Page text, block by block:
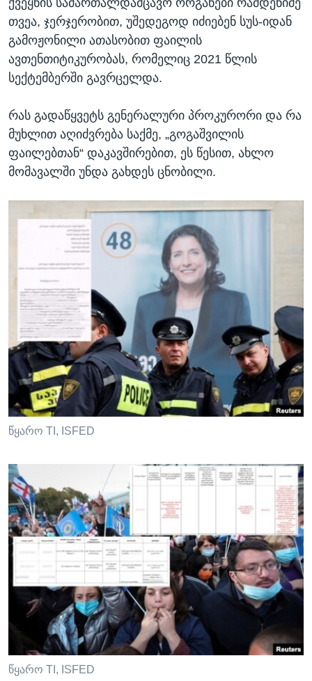
ქვეყნის სამართალდამცავო ორგანები რამდენიმე
თვეა, ჯერჯერობით, უშედეგოდ იძიებენ სუს-იდან
გამოჟონილი ათასობით ფაილის
ავთენთიტიკურობას, რომელიც 2021 წლის
სექტემბერში გავრცელდა.
რას გადაწყვეტს გენერალური პროკურორი და რა
მუხლით აღიძვრება საქმე, „გოგაშვილის
ფაილებთან“ დაკავშირებით, ეს წესით, ახლო
მომავალში უნდა გახდეს ცნობილი.
წყარო TI, ISFED
წყარო TI, ISFED